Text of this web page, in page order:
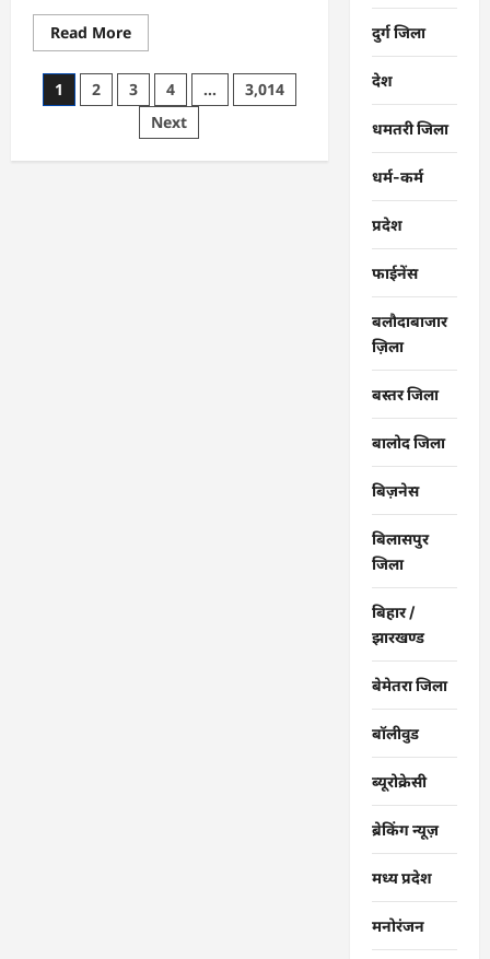
Read MoreRead
more
CG
:
समाज
एकजुटता
Posts
1 2 3 4 …
3,014
Next
दुर्ग जिला
देश
धमतरी जिला
धर्म-कर्म
प्रदेश
फाईनेंस
बलौदाबाजार
ज़िला
बस्तर जिला
बालोद जिला
बिज़नेस
बिलासपुर
जिला
बिहार /
झारखण्ड
बेमेतरा जिला
बॉलीवुड
ब्यूरोक्रेसी
ब्रेकिंग न्यूज़
मध्य प्रदेश
मनोरंजन